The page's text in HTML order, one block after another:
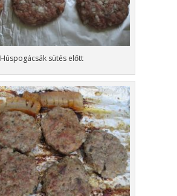
Húspogácsák sütés előtt